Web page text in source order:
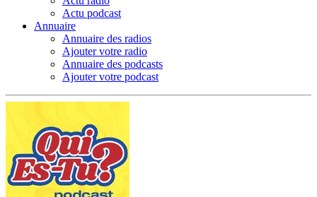
Actu podcast
Annuaire
Annuaire des radios
Ajouter votre radio
Annuaire des podcasts
Ajouter votre podcast